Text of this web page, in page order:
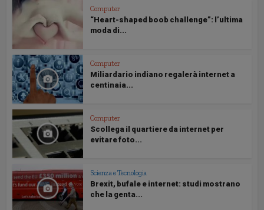
Computer
“Heart-shaped boob challenge”: l’ultima
moda di...
Computer
Miliardario indiano regalerà internet a
centinaia...
Computer
Scollega il quartiere da internet per
evitare foto...
Scienza e Tecnologia
Brexit, bufale e internet: studi mostrano
che la genta...